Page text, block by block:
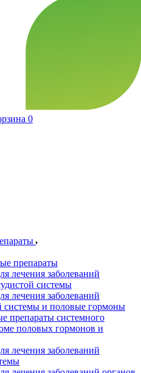
0
препараты
лечения заболеваний
системы
лечения заболеваний
системы и половые гормоны
препараты системного
половых гормонов и
лечения заболеваний